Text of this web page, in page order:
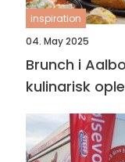
inspiration
04. May 2025
Brunch i
kulinarisk